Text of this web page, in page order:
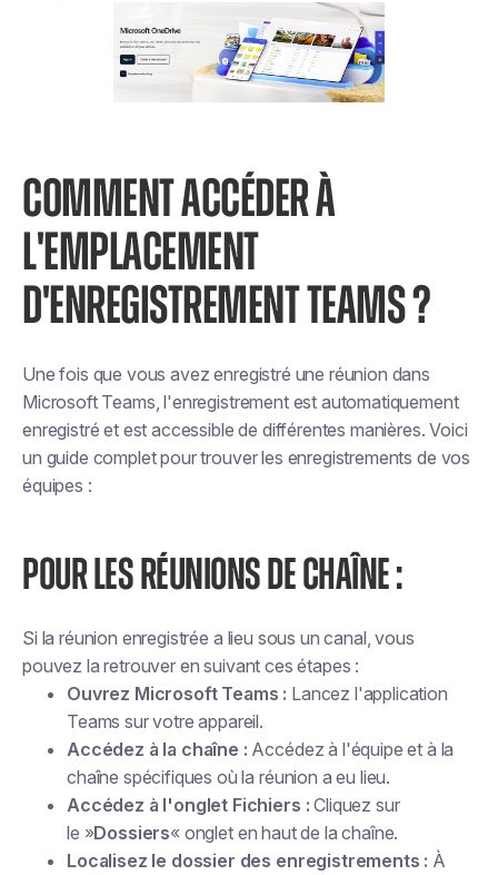
COMMENT ACCÉDER À
L'EMPLACEMENT
D'ENREGISTREMENT TEAMS ?
Une fois que vous avez enregistré une réunion dans
Microsoft Teams, l'enregistrement est automatiquement
enregistré et est accessible de différentes manières. Voici
un guide complet pour trouver les enregistrements de vos
équipes :
POUR LES RÉUNIONS DE CHAÎNE :
Si la réunion enregistrée a lieu sous un canal, vous
pouvez la retrouver en suivant ces étapes :
Ouvrez Microsoft Teams : Lancez l'application
Teams sur votre appareil.
Accédez à la chaîne : Accédez à l'équipe et à la
chaîne spécifiques où la réunion a eu lieu.
Accédez à l'onglet Fichiers : Cliquez sur
le »Dossiers« onglet en haut de la chaîne.
Localisez le dossier des enregistrements : À